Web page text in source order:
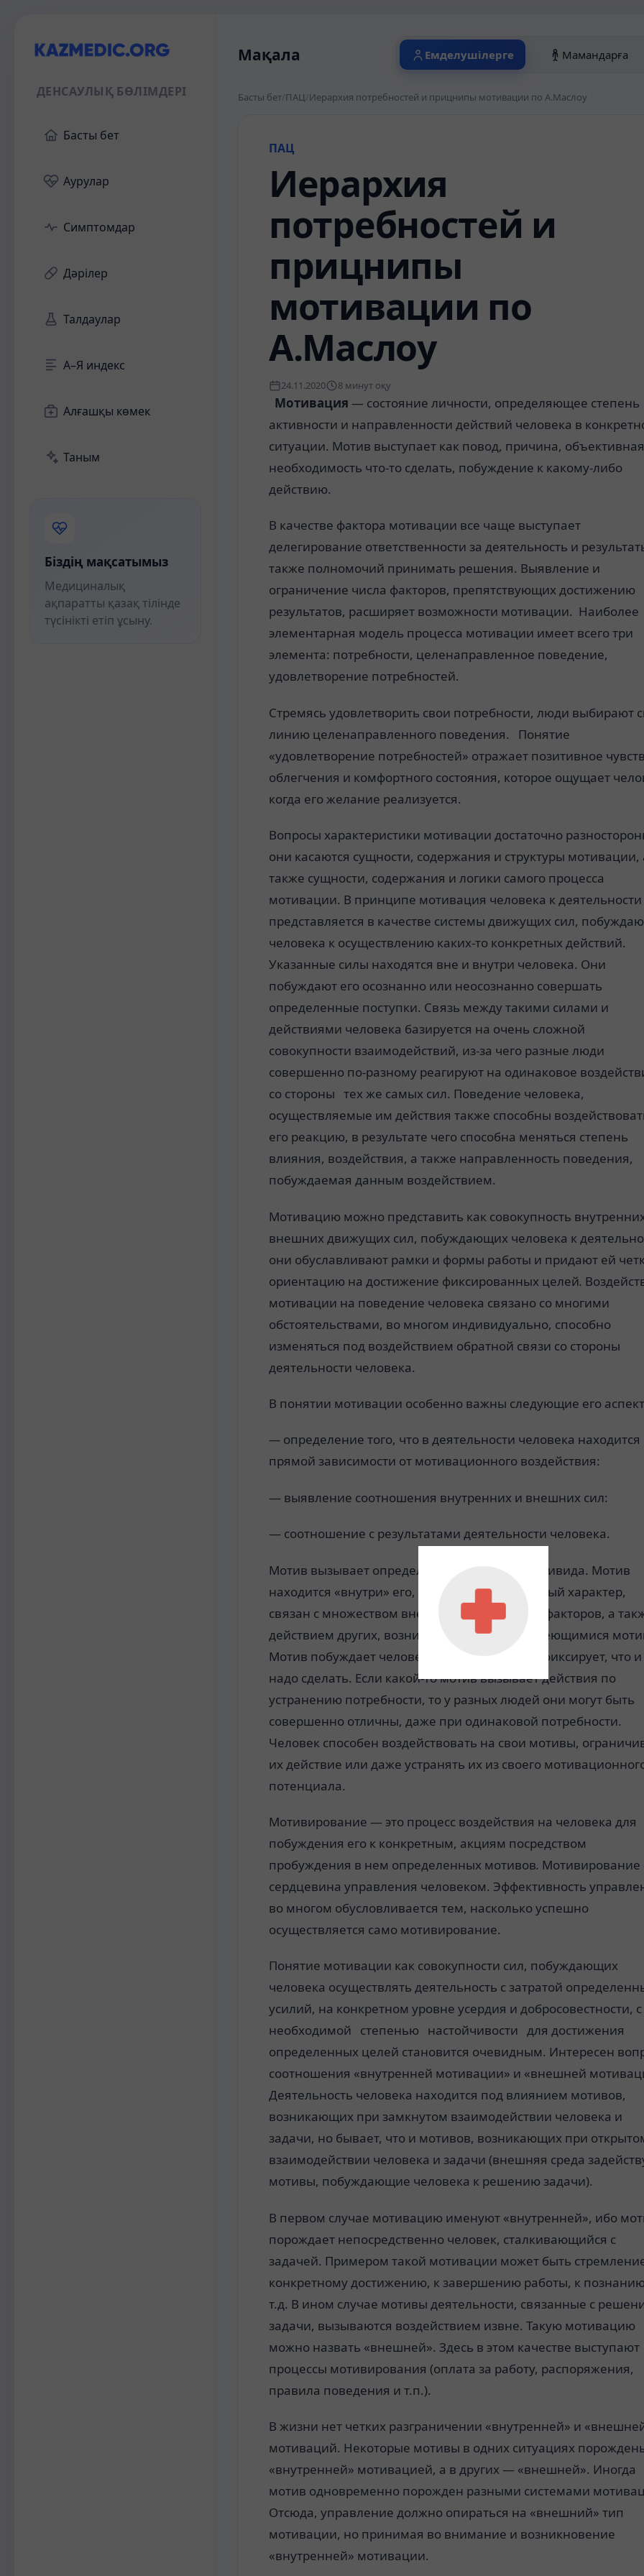
ДЕНСАУЛЫҚ БӨЛІМДЕРІ
Басты бет
Аурулар
Симптомдар
Дәрілер
Талдаулар
А–Я индекс
Алғашқы көмек
Таным
Біздің мақсатымыз
Медициналық
ақпаратты қазақ тілінде
түсінікті етіп ұсыну.
Мақала Емделушілерге Мамандарға
Басты бет/ПАЦ/Иерархия потребностей и прицнипы мотивации по А.Маслоу
ПАЦ
Иерархия
потребностей и
прицнипы
мотивации по
А.Маслоу
24.11.2020 8 минут оқу
Мотивация — состояние личности, определяющее степень
активности и направленности действий человека в
ситуации. Мотив выступает как повод, причина, объективная
необходимость что-то сделать, побуждение к какому-либо
действию.
В качестве фактора мотивации все чаще выступает
делегирование ответственности за деятельность и
также полномочий принимать решения. Выявление и
ограничение числа факторов, препятствующих достижению
результатов, расширяет возможности мотивации. Наиболее
элементарная модель процесса мотивации имеет всего три
элемента: потребности, целенаправленное поведение,
удовлетворение потребностей.
Стремясь удовлетворить свои потребности, люди выбирают
линию целенаправленного поведения. Понятие
«удовлетворение потребностей» отражает позитивное
облегчения и комфортного состояния, которое ощущает
когда его желание реализуется.
Вопросы характеристики мотивации достаточно
они касаются сущности, содержания и структуры мотивации,
также сущности, содержания и логики самого процесса
мотивации. В принципе мотивация человека к деятельности
представляется в качестве системы движущих сил,
человека к осуществлению каких-то конкретных действий.
Указанные силы находятся вне и внутри человека. Они
побуждают его осознанно или неосознанно совершать
определенные поступки. Связь между такими силами и
действиями человека базируется на очень сложной
совокупности взаимодействий, из-за чего разные люди
совершенно по-разному реагируют на одинаковое
со стороны тех же самых сил. Поведение человека,
осуществляемые им действия также способны
его реакцию, в результате чего способна меняться степень
влияния, воздействия, а также направленность поведения,
побуждаемая данным воздействием.
Мотивацию можно представить как совокупность
внешних движущих сил, побуждающих человека к
они обуславливают рамки и формы работы и придают ей
ориентацию на достижение фиксированных целей.
мотивации на поведение человека связано со многими
обстоятельствами, во многом индивидуально, способно
изменяться под воздействием обратной связи со стороны
деятельности человека.
В понятии мотивации особенно важны следующие его
— определение того, что в деятельности человека находится
прямой зависимости от мотивационного воздействия:
— выявление соотношения внутренних и внешних сил:
— соотношение с результатами деятельности человека.
Мотив вызывает определенные действия индивида. Мотив
находится «внутри» его, имеет индивидуальный характер,
связан с множеством внешних и внутренних факторов, а
действием других, возникающих наряду с имеющимися
Мотив побуждает человека к действию, но и фиксирует, что и
надо сделать. Если какой-то мотив вызывает действия по
устранению потребности, то у разных людей они могут быть
совершенно отличны, даже при одинаковой потребности.
Человек способен воздействовать на свои мотивы,
их действие или даже устранять их из своего
потенциала.
Мотивирование — это процесс воздействия на человека для
побуждения его к конкретным, акциям посредством
пробуждения в нем определенных мотивов.
сердцевина управления человеком. Эффективность
во многом обусловливается тем, насколько успешно
осуществляется само мотивирование.
Понятие мотивации как совокупности сил, побуждающих
человека осуществлять деятельность с затратой
усилий, на конкретном уровне усердия и добросовестности, с
необходимой степенью настойчивости для достижения
определенных целей становится очевидным. Интересен
соотношения «внутренней мотивации» и «внешней
Деятельность человека находится под влиянием мотивов,
возникающих при замкнутом взаимодействии человека и
задачи, но бывает, что и мотивов, возникающих при
взаимодействии человека и задачи (внешняя среда
мотивы, побуждающие человека к решению задачи).
В первом случае мотивацию именуют «внутренней», ибо
порождает непосредственно человек, сталкивающийся с
задачей. Примером такой мотивации может быть
конкретному достижению, к завершению работы, к
т.д. В ином случае мотивы деятельности, связанные с
задачи, вызываются воздействием извне. Такую мотивацию
можно назвать «внешней». Здесь в этом качестве выступают
процессы мотивирования (оплата за работу, распоряжения,
правила поведения и т.п.).
В жизни нет четких разграничении «внутренней» и
мотиваций. Некоторые мотивы в одних ситуациях
«внутренней» мотивацией, а в других — «внешней». Иногда
мотив одновременно порожден разными системами
Отсюда, управление должно опираться на «внешний» тип
мотивации, но принимая во внимание и возникновение
«внутренней» мотивации.